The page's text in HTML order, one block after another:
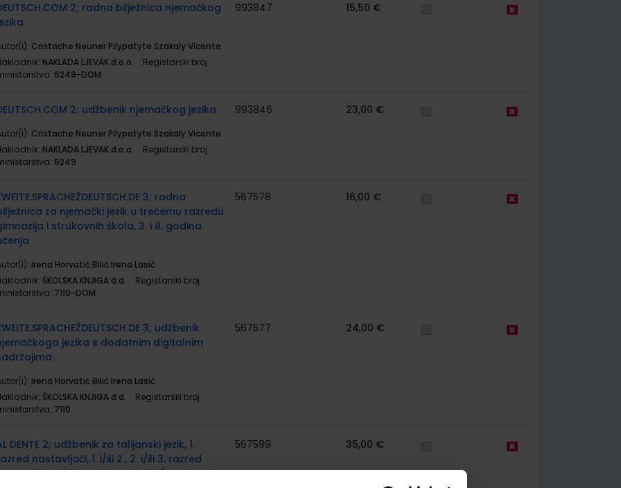
2; radna bilježnica njemačkog
Cristache Neuner Pilypatyte Szakaly Vicente
NAKLADA LJEVAK d.o.o.
Registarski broj
6249-DOM
993847 15,50 €
2; udžbenik njemačkog jezika
Cristache Neuner Pilypatyte Szakaly Vicente
NAKLADA LJEVAK d.o.o.
Registarski broj
6249
993846 23,00 €
3; radna
za njemački jezik u trećemu razredu
i strukovnih škola, 3. i 8. godina
Irena Horvatić Bilić Irena Lasić
ŠKOLSKA KNJIGA d.d.
Registarski broj
7110-DOM
567578 16,00 €
3; udžbenik
jezika s dodatnim digitalnim
Irena Horvatić Bilić Irena Lasić
ŠKOLSKA KNJIGA d.d.
Registarski broj
7110
567577 24,00 €
DENTE 2; udžbenik za talijanski jezik, 1.
nastavljači, 1. i/ili 2., 2. i/ili 3. razred
prvi i drugi strani jezik (početno i
567599 35,00 €